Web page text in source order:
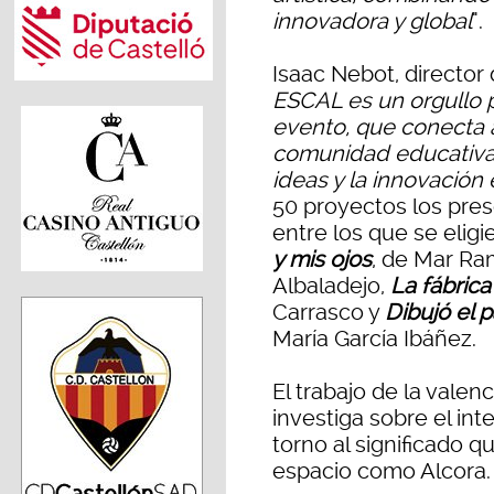
innovadora y global".
Isaac Nebot, director
ESCAL es un
evento, que conecta
comunidad
ideas y la innovación
50 proyectos los
entre los que se
y mis ojos, de Mar
Albaladejo, La
Carrasco y Dibujó el
María García Ibáñez.
El trabajo de la
investiga sobre el
torno al significado
espacio como Alcora.